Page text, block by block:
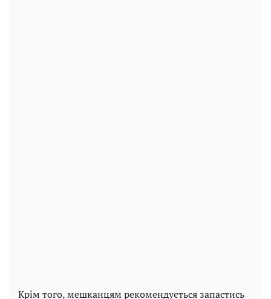
Крім того, мешканцям рекомендується запастись